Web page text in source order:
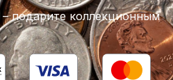
– подарите коллекционным